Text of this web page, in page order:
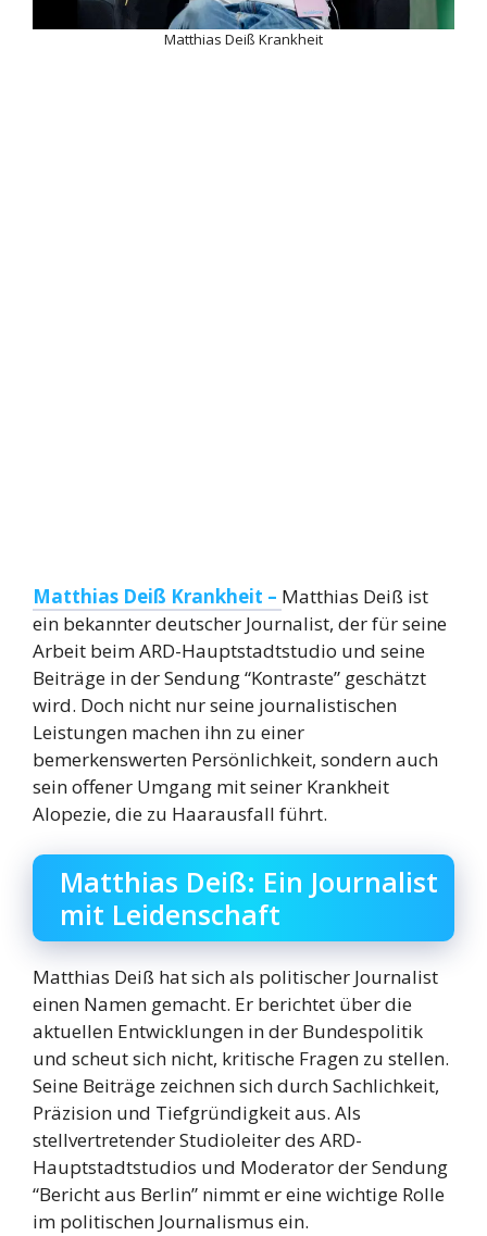
Matthias Deiß Krankheit
Matthias Deiß Krankheit – Matthias Deiß ist
ein bekannter deutscher Journalist, der für seine
Arbeit beim ARD-Hauptstadtstudio und seine
Beiträge in der Sendung “Kontraste” geschätzt
wird. Doch nicht nur seine journalistischen
Leistungen machen ihn zu einer
bemerkenswerten Persönlichkeit, sondern auch
sein offener Umgang mit seiner Krankheit
Alopezie, die zu Haarausfall führt.
Matthias Deiß: Ein Journalist
mit Leidenschaft
Matthias Deiß hat sich als politischer Journalist
einen Namen gemacht. Er berichtet über die
aktuellen Entwicklungen in der Bundespolitik
und scheut sich nicht, kritische Fragen zu stellen.
Seine Beiträge zeichnen sich durch Sachlichkeit,
Präzision und Tiefgründigkeit aus. Als
stellvertretender Studioleiter des ARD-
Hauptstadtstudios und Moderator der Sendung
“Bericht aus Berlin” nimmt er eine wichtige Rolle
im politischen Journalismus ein.